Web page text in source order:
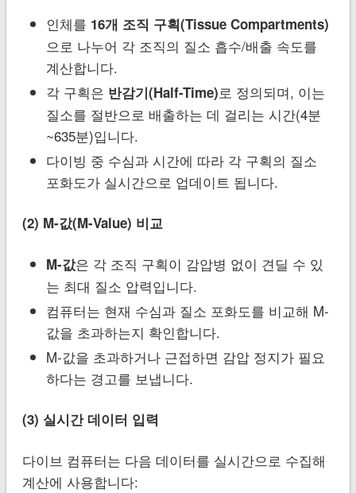
인체를 16개 조직 구획(Tissue Compartments)
으로 나누어 각 조직의 질소 흡수/배출 속도를
계산합니다.
각 구획은 반감기(Half-Time)로 정의되며, 이는
질소를 절반으로 배출하는 데 걸리는 시간(4분
~635분)입니다.
다이빙 중 수심과 시간에 따라 각 구획의 질소
포화도가 실시간으로 업데이트 됩니다.
(2) M-값(M-Value) 비교
M-값은 각 조직 구획이 감압병 없이 견딜 수 있
는 최대 질소 압력입니다.
컴퓨터는 현재 수심과 질소 포화도를 비교해 M-
값을 초과하는지 확인합니다.
M-값을 초과하거나 근접하면 감압 정지가 필요
하다는 경고를 보냅니다.
(3) 실시간 데이터 입력
다이브 컴퓨터는 다음 데이터를 실시간으로 수집해
계산에 사용합니다: